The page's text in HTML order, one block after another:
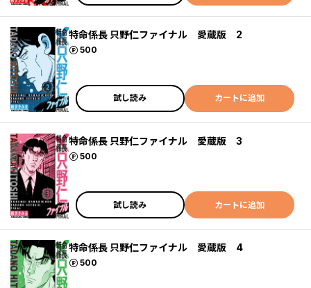
特命係長 只野仁ファイナル 愛蔵版 2
500
ポイント
試し読み カートに追加
特命係長 只野仁ファイナル 愛蔵版 3
500
ポイント
試し読み カートに追加
特命係長 只野仁ファイナル 愛蔵版 4
500
ポイント